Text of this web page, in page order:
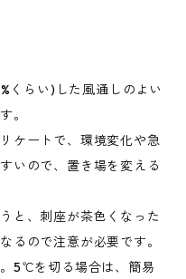
らい)した風通しのよい
。
ケートで、環境変化や急
いので、置き場を変える
と、刺座が茶色くなった
るので注意が必要です。
5℃を切る場合は、簡易